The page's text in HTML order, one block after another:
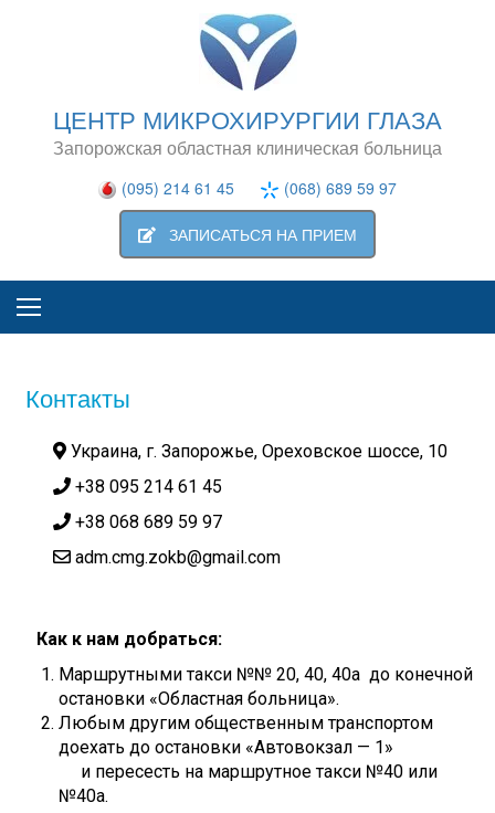
ЦЕНТР МИКРОХИРУРГИИ ГЛАЗА
Запорожская областная клиническая больница
(095) 214 61 45 (068) 689 59 97
ЗАПИСАТЬСЯ НА ПРИЕМ
Контакты
Украина, г. Запорожье, Ореховское шоссе, 10
+38 095 214 61 45
+38 068 689 59 97
adm.cmg.zokb@gmail.com
Как к нам добраться:
Маршрутными такси №№ 20, 40, 40а до конечной
остановки «Областная больница».
Любым другим общественным транспортом
доехать до остановки «Автовокзал — 1»
и пересесть на маршрутное такси №40 или
№40а.